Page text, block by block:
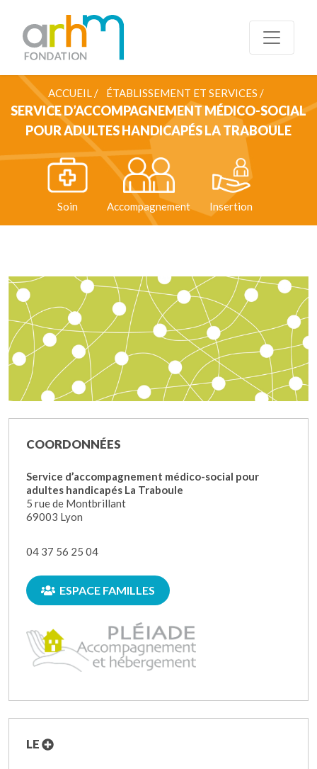
ACCUEIL / ÉTABLISSEMENT ET SERVICES /
SERVICE D’ACCOMPAGNEMENT MÉDICO-SOCIAL
POUR ADULTES HANDICAPÉS LA TRABOULE
Soin Accompagnement Insertion
COORDONNÉES
Service d’accompagnement médico-social pour
adultes handicapés La Traboule
5 rue de Montbrillant
69003 Lyon
04 37 56 25 04
ESPACE FAMILLES
LE